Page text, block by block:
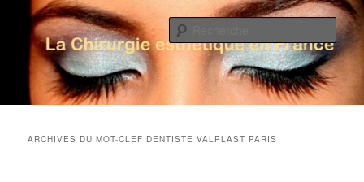
La Chirurgie Esthétique en France
ARCHIVES DU MOT-CLEF DENTISTE VALPLAST PARIS